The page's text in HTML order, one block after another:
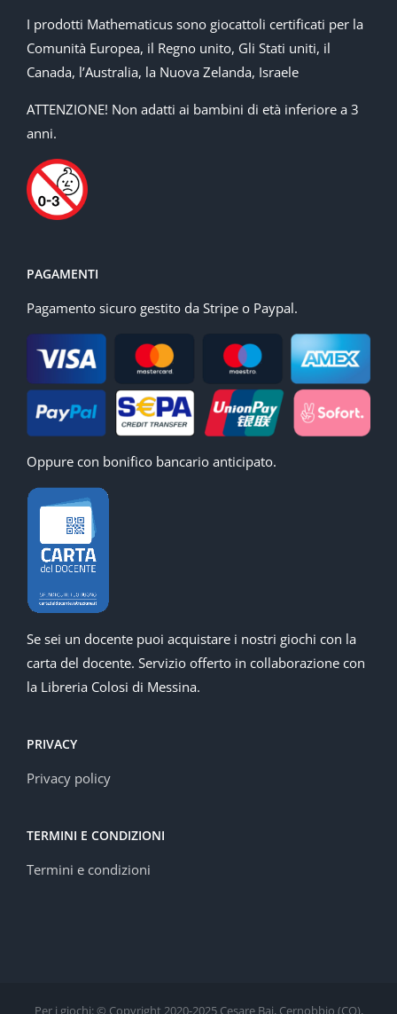
I prodotti Mathematicus sono giocattoli certificati per la
Comunità Europea, il Regno unito, Gli Stati uniti, il
Canada, l’Australia, la Nuova Zelanda, Israele
ATTENZIONE! Non adatti ai bambini di età inferiore a 3
anni.
PAGAMENTI
Pagamento sicuro gestito da Stripe o Paypal.
Oppure con bonifico bancario anticipato.
Se sei un docente puoi acquistare i nostri giochi con la
carta del docente. Servizio offerto in collaborazione con
la Libreria Colosi di Messina.
PRIVACY
Privacy policy
TERMINI E CONDIZIONI
Termini e condizioni
Per i giochi: © Copyright 2020-2025 Cesare Baj, Cernobbio (CO),